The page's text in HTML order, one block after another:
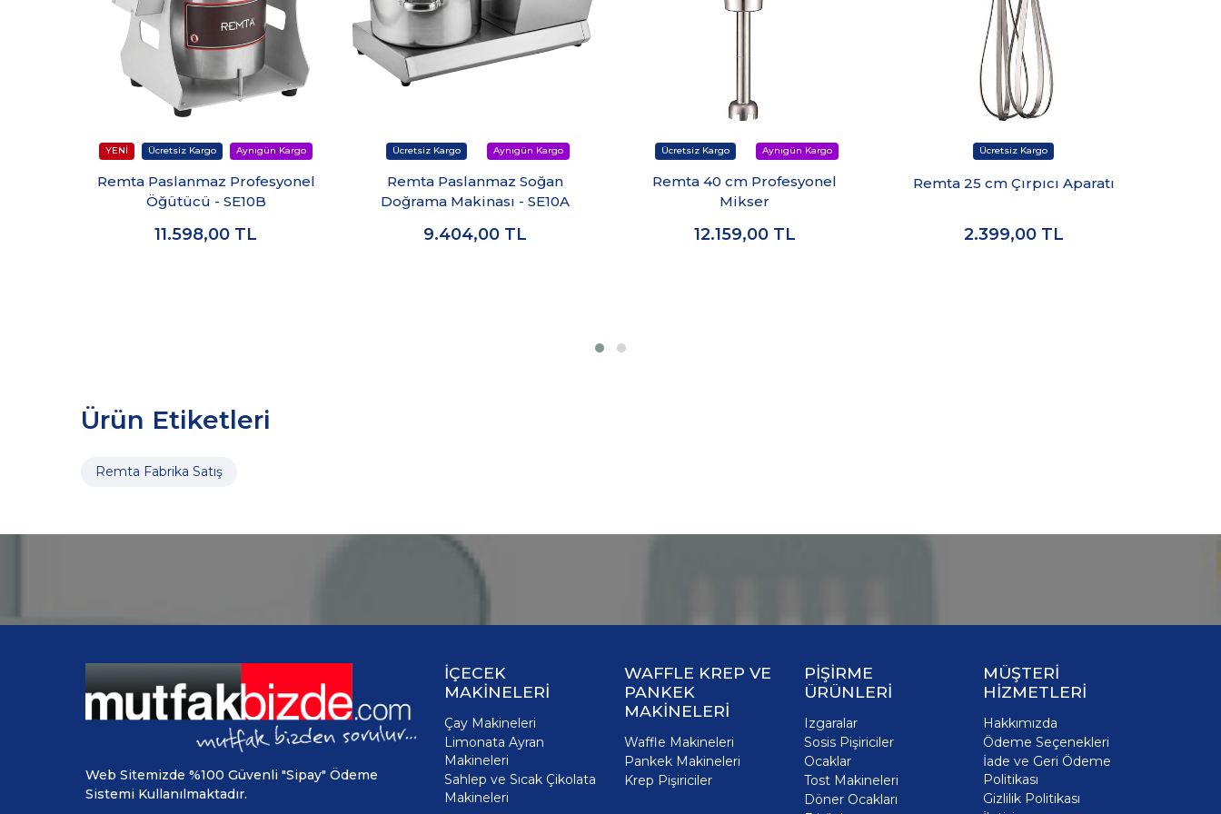
Remta Paslanmaz Profesyonel
Öğütücü - SE10B
11.598,00 TL
Remta Paslanmaz Soğan
Doğrama Makinası - SE10A
9.404,00 TL
Remta 40 cm Profesyonel
Mikser
12.159,00 TL
Remta 25 cm Çırpıcı Aparatı
2.399,00 TL
Ürün Etiketleri
Remta Fabrika Satış
Web Sitemizde %100 Güvenli "Sipay" Ödeme
Sistemi Kullanılmaktadır.
İÇECEK
MAKİNELERİ
Çay Makineleri
Limonata Ayran
Makineleri
Sahlep ve Sıcak Çikolata
Makineleri
WAFFLE KREP VE
PANKEK
MAKİNELERİ
Waffle Makineleri
Pankek Makineleri
Krep Pişiriciler
PİŞİRME
ÜRÜNLERİ
Izgaralar
Sosis Pişiriciler
Ocaklar
Tost Makineleri
Döner Ocakları
MÜŞTERİ
HİZMETLERİ
Hakkımızda
Ödeme Seçenekleri
İade ve Geri Ödeme
Politikası
Gizlilik Politikası